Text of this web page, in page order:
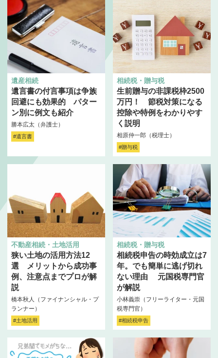
遺産相続
遺言書の付言事項は争族
回避にも効果的 パター
ン別に例文も紹介
勝本広太（弁護士）
#遺言書
相続税・贈与税
生前贈与の非課税枠2500
万円！ 節税対策になる
控除や特例をわかりやす
く説明
相原仲一郎（税理士）
#贈与税
不動産相続・土地活用
狭い土地の活用方法12
選 メリットから成功事
例、注意点までプロが解
説
橋本秋人（ファイナンシャル・プ
ランナー）
#土地活用
相続税・贈与税
相続税申告の時効成立は7
年。でも簡単に逃げ切れ
ない理由 元国税専門官
が解説
小林義崇（フリーライター・元国
税専門官）
#相続税申告